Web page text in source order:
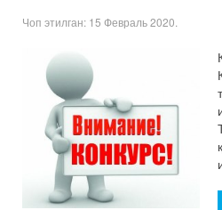
Чоп этилган: 15 Февраль 2020